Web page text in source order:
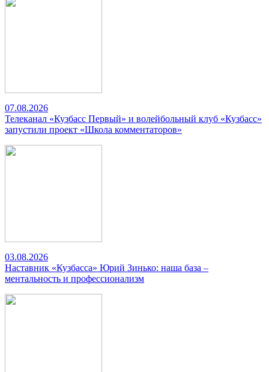
07.08.2026
Телеканал «Кузбасс Первый» и волейбольный клуб «Кузбасс»
запустили проект «Школа комментаторов»
03.08.2026
Наставник «Кузбасса» Юрий Зинько: наша база –
ментальность и профессионализм